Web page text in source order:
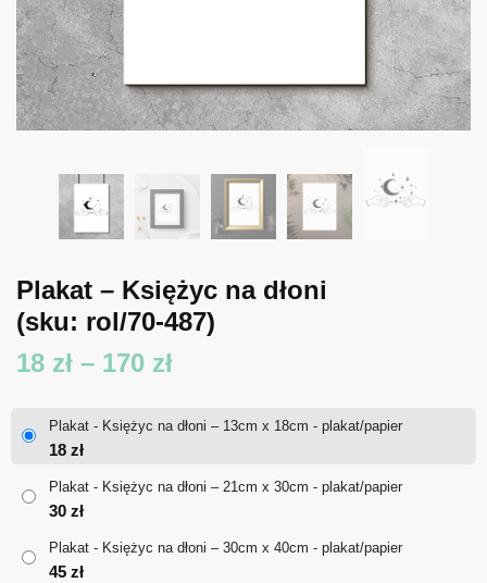
Plakat – Księżyc na dłoni
(sku: rol/70-487)
18 zł – 170 złZakres
18 zł
Plakat - Księżyc na dłoni – 13cm x 18cm - plakat/papier
18 zł
Plakat - Księżyc na dłoni – 21cm x 30cm - plakat/papier
30 zł
Plakat - Księżyc na dłoni – 30cm x 40cm - plakat/papier
45 zł